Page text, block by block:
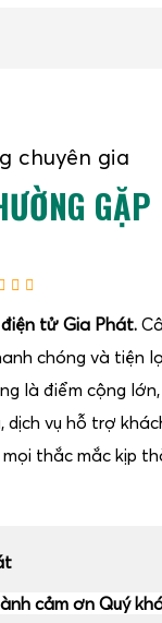
chuyên gia
GẶP
tử Gia Phát.
chóng và tiện
là điểm cộng
vụ hỗ trợ
thắc mắc kịp
cảm ơn Quý